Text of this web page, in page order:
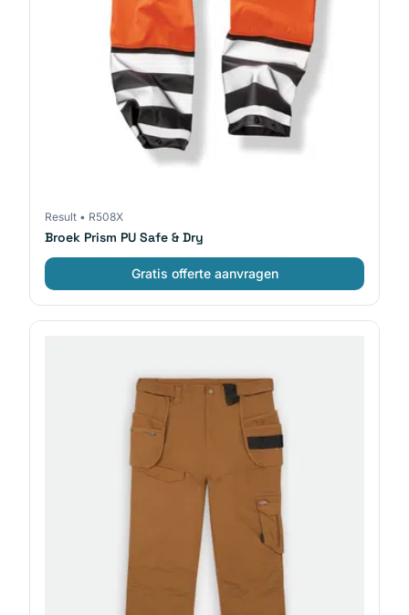
Result • R508X
Broek Prism PU Safe & Dry
Gratis offerte aanvragen